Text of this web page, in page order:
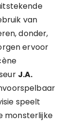
van
donder,
ervoor
J.A.
speelt
monsterlijke